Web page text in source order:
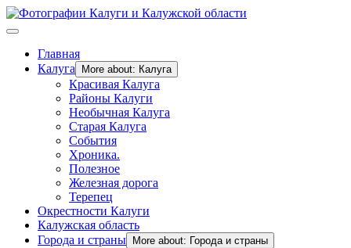
Главная
Калуга
More about: Калуга
Красивая Калуга
Районы Калуги
Необычная Калуга
Старая Калуга
События
Хроника.
Полезное
Железная дорога
Терепец
Окрестности Калуги
Калужская область
Города и страны
More about: Города и страны